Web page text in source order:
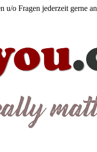
u/o Fragen jederzeit gerne an